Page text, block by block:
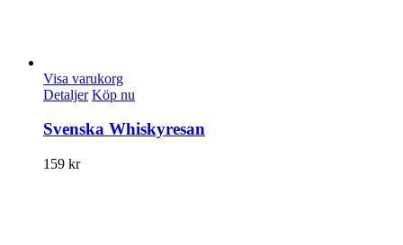
Visa varukorg
Detaljer Köp nu
Svenska Whiskyresan
159 kr